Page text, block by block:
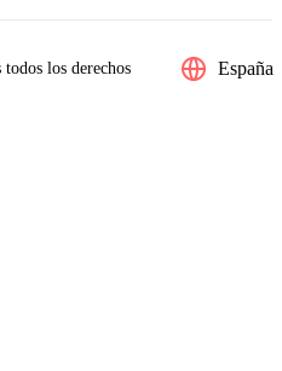
los derechos España